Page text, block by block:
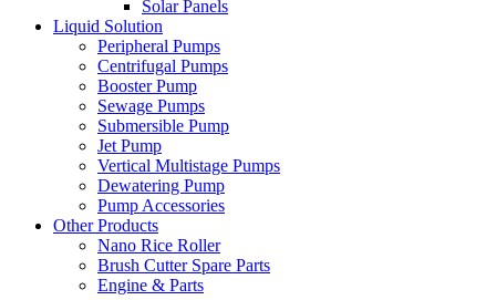
Solar Panels
Liquid Solution
Peripheral Pumps
Centrifugal Pumps
Booster Pump
Sewage Pumps
Submersible Pump
Jet Pump
Vertical Multistage Pumps
Dewatering Pump
Pump Accessories
Other Products
Nano Rice Roller
Brush Cutter Spare Parts
Engine & Parts